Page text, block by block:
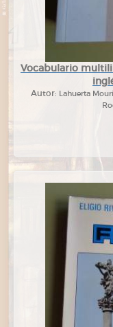
Vocabulario
Autor: Lahuerta